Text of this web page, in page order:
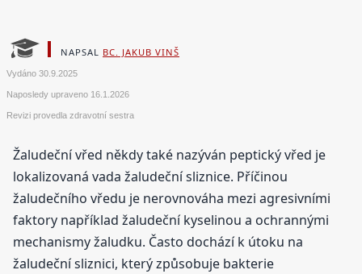
NAPSAL BC. JAKUB VINŠ
Vydáno 30.9.2025
Naposledy upraveno 16.1.2026
Revizi provedla zdravotní sestra
Žaludeční vřed někdy také nazýván peptický vřed je
lokalizovaná vada žaludeční sliznice. Příčinou
žaludečního vředu je nerovnováha mezi agresivními
faktory například žaludeční kyselinou a ochrannými
mechanismy žaludku. Často dochází k útoku na
žaludeční sliznici, který způsobuje bakterie